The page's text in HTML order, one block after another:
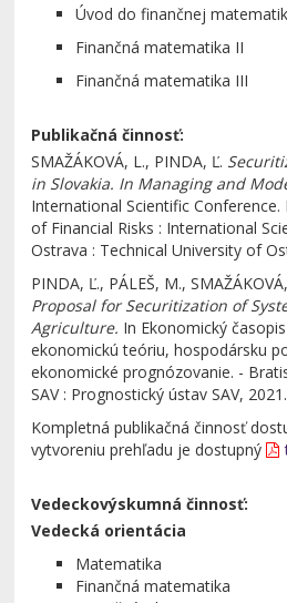
Úvod do finančnej
Finančná matematika II
Finančná matematika III
Publikačná činnosť:
SMAŽÁKOVÁ, L., PINDA, Ľ.
in Slovakia. In Managing and
International Scientific
of Financial Risks : International
Ostrava : Technical University of
PINDA, Ľ., PÁLEŠ, M.,
Proposal for Securitization of
Agriculture. In Ekonomický
ekonomickú teóriu, hospodársku
ekonomické prognózovanie. -
SAV : Prognostický ústav SAV, 2021.
Kompletná publikačná činnosť
vytvoreniu prehľadu je dostupný
Vedeckovýskumná činnosť:
Vedecká orientácia
Matematika
Finančná matematika